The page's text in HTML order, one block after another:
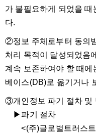
가 불필요하게 되었을 때
다.
②정보 주체로부터 동의
처리 목적이 달성되었음
계속 보존하여야 할 때에
베이스(DB)로 옮기거나
③개인정보 파기 절차 및
▶파기 절차
<(주)글로벌트러스트